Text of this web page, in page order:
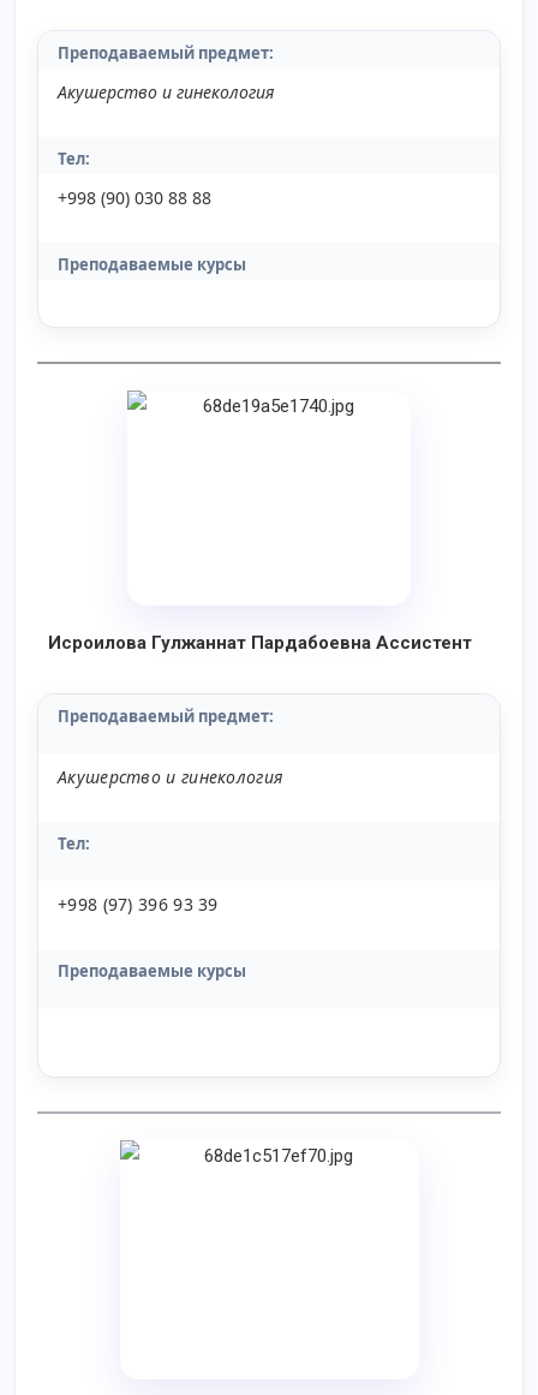
Преподаваемый предмет:
Акушерство и гинекология
Тел:
+998 (90) 030 88 88
Преподаваемые курсы
Исроилова Гулжаннат Пардабоевна Ассистент
Преподаваемый предмет:
Акушерство и гинекология
Тел:
+998 (97) 396 93 39
Преподаваемые курсы